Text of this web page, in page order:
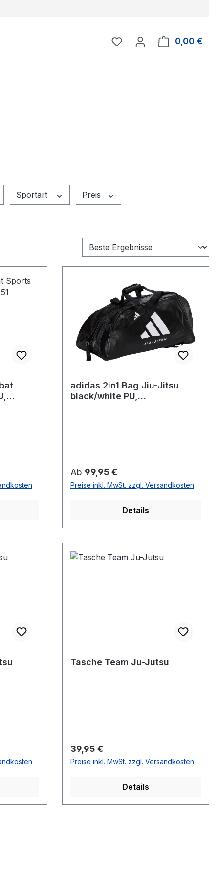
Du hast 0 Produkte auf
0,00 €
Sportart Preis
adidas 2in1 Bag Jiu-Jitsu
black/white PU,
Regulärer Preis:
Ab 99,95 €
Preise inkl. MwSt. zzgl. Versandkosten
Details
Tasche Team Ju-Jutsu
Regulärer Preis:
39,95 €
Preise inkl. MwSt. zzgl. Versandkosten
Details